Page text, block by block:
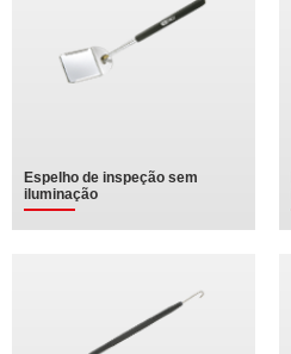
Espelho de inspeção sem
iluminação